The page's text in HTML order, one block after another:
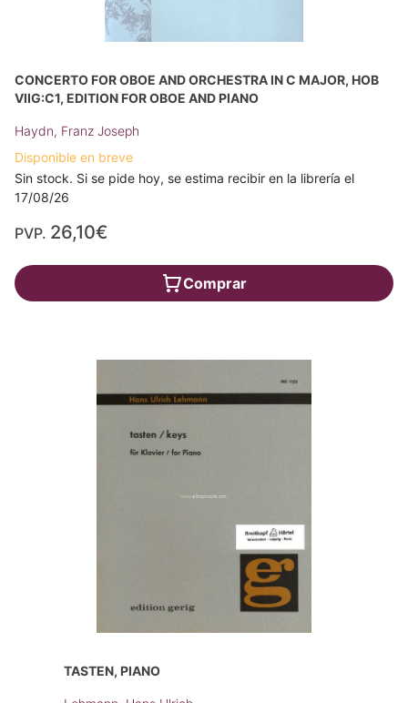
CONCERTO FOR OBOE AND ORCHESTRA IN C MAJOR, HOB
VIIG:C1, EDITION FOR OBOE AND PIANO
Haydn, Franz Joseph
Disponible en breve
Sin stock. Si se pide hoy, se estima recibir en la librería el
17/08/26
PVP. 26,10€
Comprar
TASTEN, PIANO